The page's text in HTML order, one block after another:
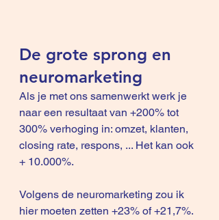
De grote sprong en
neuromarketing
Als je met ons samenwerkt werk je
naar een resultaat van +200% tot
300% verhoging in: omzet, klanten,
closing rate, respons, ... Het kan ook
+ 10.000%.
Volgens de neuromarketing zou ik
hier moeten zetten +23% of +21,7%.